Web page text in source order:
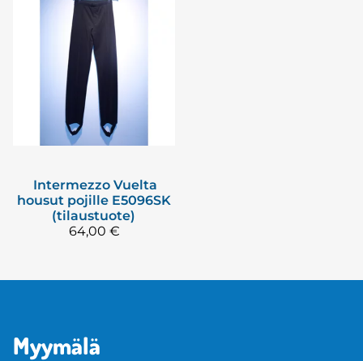
Intermezzo Vuelta
housut pojille E5096SK
(tilaustuote)
64,00 €
Myymälä